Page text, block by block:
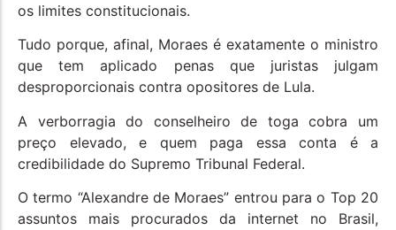
os limites constitucionais.
Tudo porque, afinal, Moraes é exatamente o ministro
que tem aplicado penas que juristas julgam
desproporcionais contra opositores de Lula.
A verborragia do conselheiro de toga cobra um
preço elevado, e quem paga essa conta é a
credibilidade do Supremo Tribunal Federal.
O termo “Alexandre de Moraes” entrou para o Top 20
assuntos mais procurados da internet no Brasil,